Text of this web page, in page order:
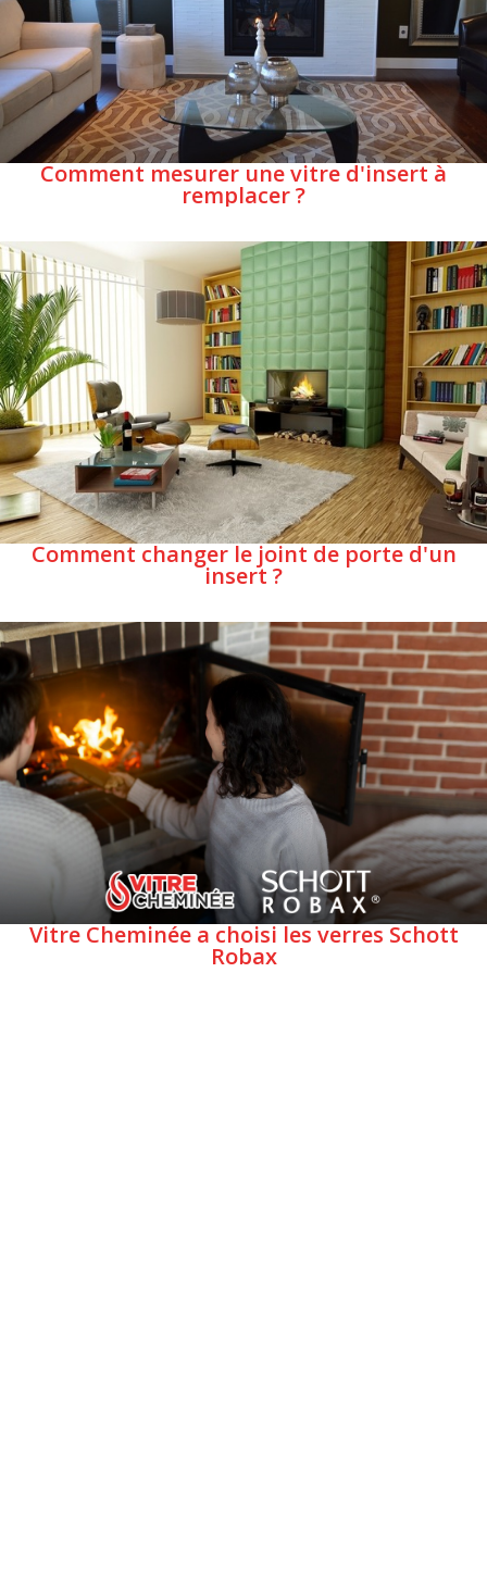
Comment mesurer une vitre d'insert à
remplacer ?
Comment changer le joint de porte d'un
insert ?
Vitre Cheminée a choisi les verres Schott
Robax